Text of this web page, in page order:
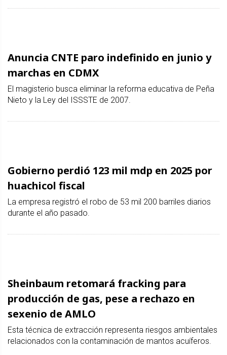
Anuncia CNTE paro indefinido en junio y
marchas en CDMX
El magisterio busca eliminar la reforma educativa de Peña
Nieto y la Ley del ISSSTE de 2007.
Gobierno perdió 123 mil mdp en 2025 por
huachicol fiscal
La empresa registró el robo de 53 mil 200 barriles diarios
durante el año pasado.
Sheinbaum retomará fracking para
producción de gas, pese a rechazo en
sexenio de AMLO
Esta técnica de extracción representa riesgos ambientales
relacionados con la contaminación de mantos acuíferos.